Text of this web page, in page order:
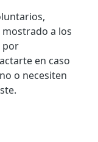
mostrado a los
por
en caso
o necesiten